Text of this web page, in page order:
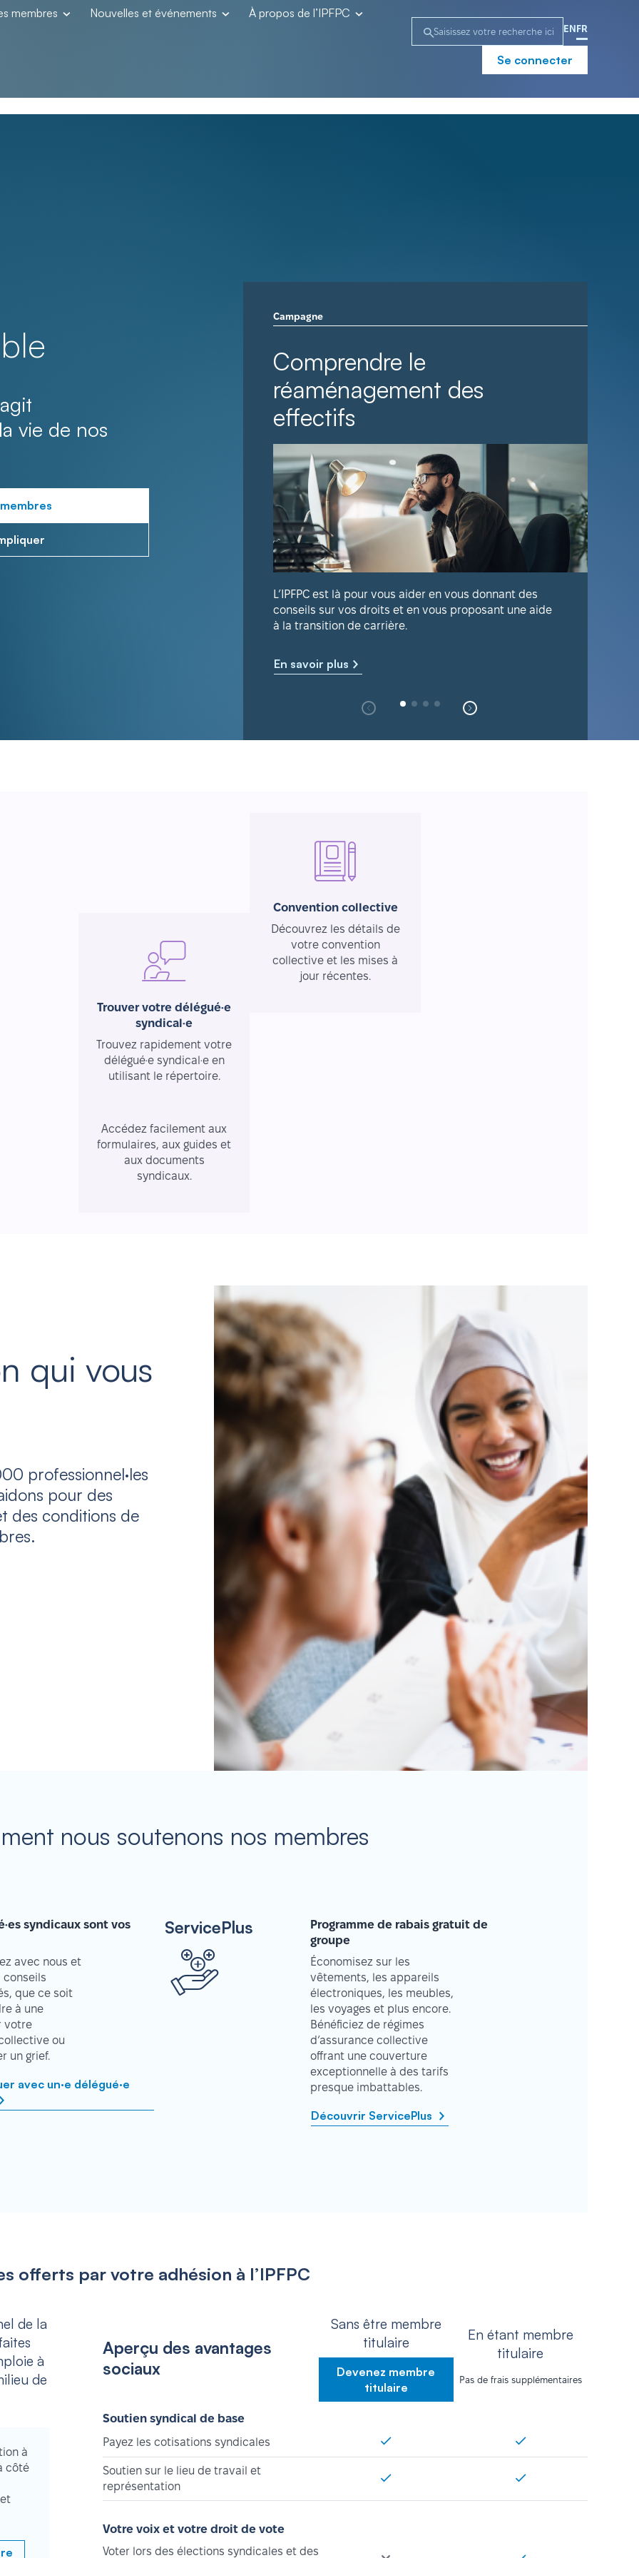
membres Nouvelles et événements À propos de l’IPFPC
EN FR
Se connecter
vie de nos
Campagne
Comprendre le
réaménagement des
effectifs
L’IPFPC est là pour vous aider en vous donnant des
conseils sur vos droits et en vous proposant une aide
à la transition de carrière.
En savoir plus
Trouver votre délégué·e
syndical·e
Trouvez rapidement votre
délégué·e syndical·e en
utilisant le répertoire.
Convention collective
Découvrez les détails de
votre convention
collective et les mises à
jour récentes.
Accédez facilement aux
formulaires, aux guides et
aux documents
syndicaux.
qui vous
professionnel·les
pour des
des conditions de
nous soutenons nos membres
syndicaux sont vos
avec nous et
conseils
que ce soit
à une
votre
ou
un grief.
avec un·e délégué·e
ServicePlus
Programme de rabais gratuit de
groupe
Économisez sur les
vêtements, les appareils
électroniques, les meubles,
les voyages et plus encore.
Bénéficiez de régimes
d’assurance collective
offrant une couverture
exceptionnelle à des tarifs
presque imbattables.
Découvrir ServicePlus
offerts par votre adhésion à l’IPFPC
de la
à
de
à
côté
Aperçu des avantages
sociaux
Sans être membre
titulaire
Devenez membre
titulaire
En étant membre
titulaire
Pas de frais supplémentaires
Soutien syndical de base
Payez les cotisations syndicales
Soutien sur le lieu de travail et
représentation
Votre voix et votre droit de vote
Voter lors des élections syndicales et des